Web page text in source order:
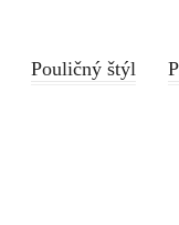
Pouličný štýl